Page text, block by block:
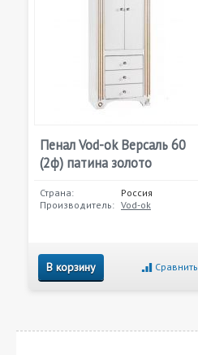
Пенал Vod-ok Версаль 60
(2ф) патина золото
Страна:
Россия
Производитель: Vod-ok
В корзину Сравнить